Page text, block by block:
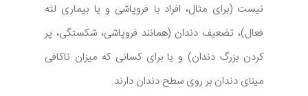
نیست (برای مثال، افراد با فروپاشی و یا بیماری لثه
فعال)، تضعیف دندان (همانند فروپاشی، شکستگی، پر
کردن بزرگ دندان) و یا برای کسانی که میزان ناکافی
مینای دندان بر روی سطح دندان دارند.